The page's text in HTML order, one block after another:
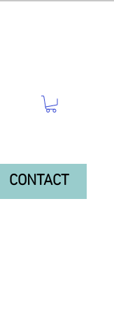
CONTACT